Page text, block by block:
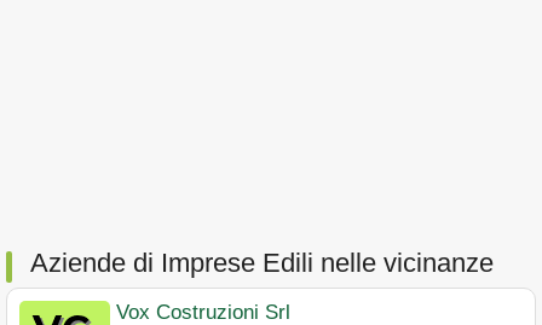
Aziende di Imprese Edili nelle vicinanze
Vox Costruzioni Srl